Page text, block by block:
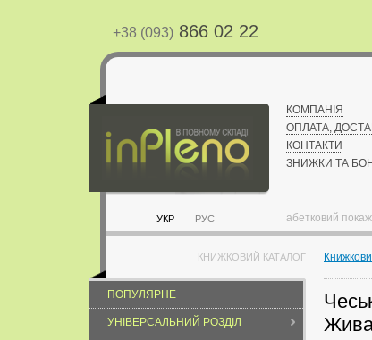
+38 (093) 866 02 22
УКР РУС
КОМПАНІЯ
ОПЛАТА,
КОНТАКТИ
ЗНИЖКИ ТА
абетковий
КНИЖКОВИЙ КАТАЛОГ
ПОПУЛЯРНЕ
УНІВЕРСАЛЬНИЙ РОЗДІЛ